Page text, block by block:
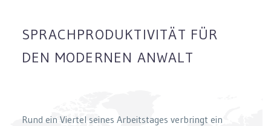
SPRACHPRODUKTIVITÄT FÜR
DEN MODERNEN ANWALT
Rund ein Viertel seines Arbeitstages verbringt ein